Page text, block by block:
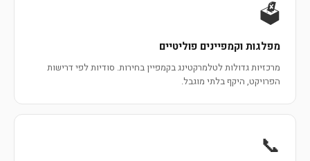
🗳️
מפלגות וקמפיינים פוליטיים
מרכזיות גדולות לטלמרקטינג בקמפיין בחירות. סודיות לפי דרישות
הפרויקט, היקף בלתי מוגבל.
📞